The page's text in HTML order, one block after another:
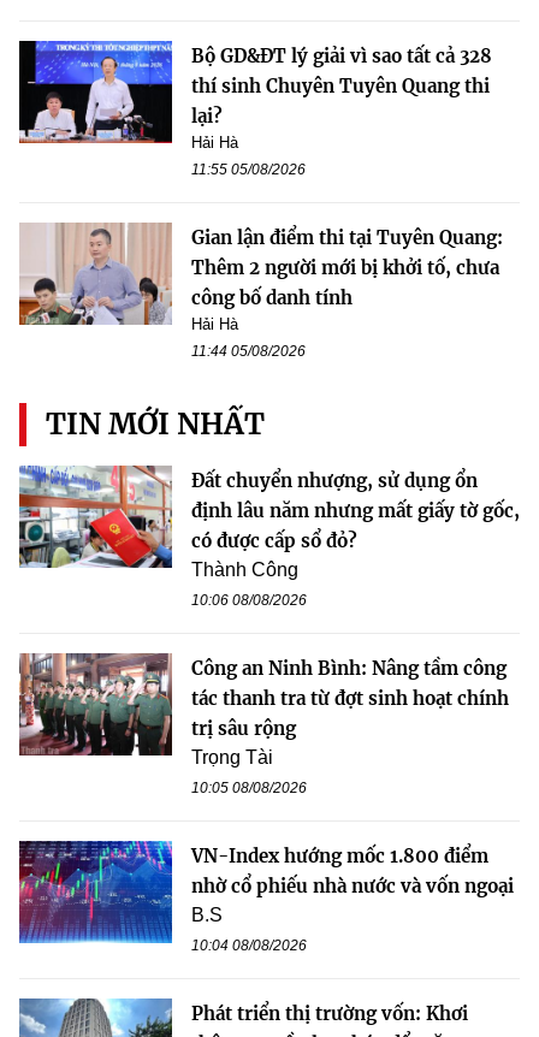
Bộ GD&ĐT lý giải vì sao tất cả 328
thí sinh Chuyên Tuyên Quang thi
lại?
Hải Hà
11:55 05/08/2026
Gian lận điểm thi tại Tuyên Quang:
Thêm 2 người mới bị khởi tố, chưa
công bố danh tính
Hải Hà
11:44 05/08/2026
TIN MỚI NHẤT
Đất chuyển nhượng, sử dụng ổn
định lâu năm nhưng mất giấy tờ gốc,
có được cấp sổ đỏ?
Thành Công
10:06 08/08/2026
Công an Ninh Bình: Nâng tầm công
tác thanh tra từ đợt sinh hoạt chính
trị sâu rộng
Trọng Tài
10:05 08/08/2026
VN-Index hướng mốc 1.800 điểm
nhờ cổ phiếu nhà nước và vốn ngoại
B.S
10:04 08/08/2026
Phát triển thị trường vốn: Khơi